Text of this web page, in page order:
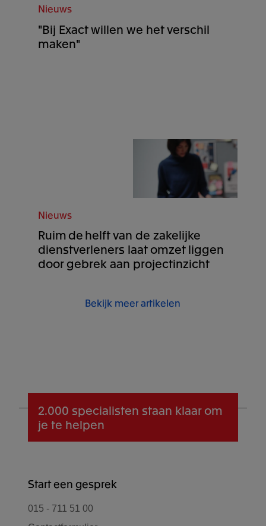
Nieuws
"Bij Exact willen we het verschil
maken"
Nieuws
Ruim de helft van de zakelijke
dienstverleners laat omzet liggen
door gebrek aan projectinzicht
Bekijk meer artikelen
2.000 specialisten staan klaar om
je te helpen
Start een gesprek
015 - 711 51 00